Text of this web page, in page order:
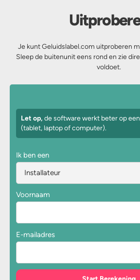
Je kunt Geluidslabel.com uitproberen
Sleep de buitenunit eens rond en zie
voldoet.
Let op, de software werkt beter op
(tablet, laptop of computer).
Ik ben een
Voornaam
E-mailadres